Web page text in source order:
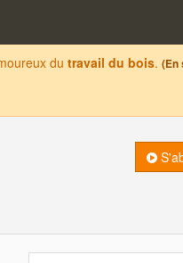
du travail du bois. (En